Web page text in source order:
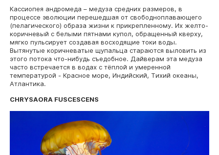
Кассиопея андромеда – медуза средних размеров, в
процессе эволюции перешедшая от свободноплавающего
(пелагического) образа жизни к прикрепленному. Их желто-
коричневый с белыми пятнами купол, обращенный кверху,
мягко пульсирует создавая восходящие токи воды.
Вытянутые коричневатые щупальца стараются выловить из
этого потока что-нибудь съедобное. Дайверам эта медуза
часто встречается в водах с тёплой и умеренной
температурой - Красное море, Индийский, Тихий океаны,
Атлантика.
CHRYSAORA FUSCESCENS